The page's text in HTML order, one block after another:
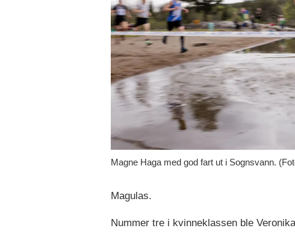
Magne Haga med god fart ut i Sognsvann.
Magulas.
Nummer tre i kvinneklassen ble